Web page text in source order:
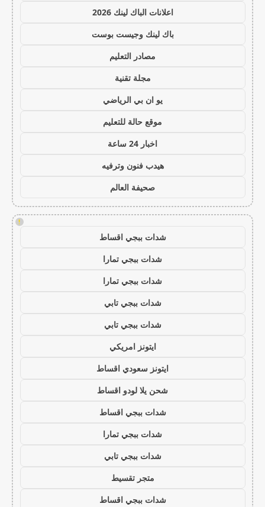
اعلانات الباك لينك 2026
باك لينك وجيست بوست
مصادر التعليم
مجلة تقنية
يو ان بي الرياضي
موقع حالة للتعليم
اخبار 24 ساعة
هيدب فنون وترفيه
صحيفة العالم
!
شدات ببجي اقساط
شدات ببجي تمارا
شدات ببجي تمارا
شدات ببجي تابي
شدات ببجي تابي
ايتونز امريكي
ايتونز سعودي اقساط
شحن يلا لودو اقساط
شدات ببجي اقساط
شدات ببجي تمارا
شدات ببجي تابي
متجر تقسيط
شدات ببجي اقساط